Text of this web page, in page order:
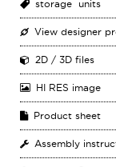
storage units
View designer
2D / 3D files
HI RES image
Product sheet
Assembly